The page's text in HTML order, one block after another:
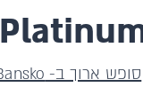
סופש ארוך ב- Bansko, בולגריה